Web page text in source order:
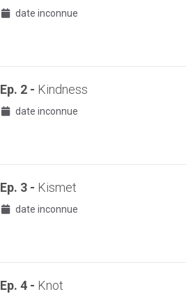
date inconnue
Ep. 2 - Kindness
date inconnue
Ep. 3 - Kismet
date inconnue
Ep. 4 - Knot